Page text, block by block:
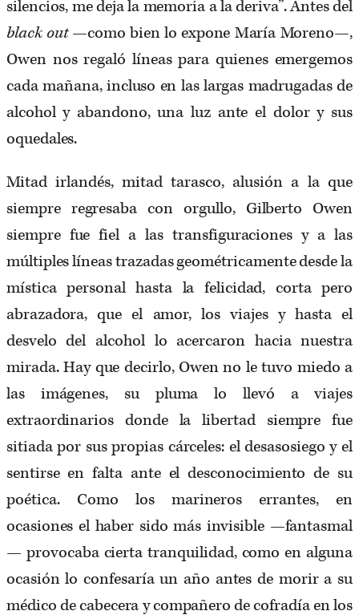
silencios, me deja la memoria a la deriva”. Antes del
black out—como bien lo expone María Moreno—,
Owen nos regaló líneas para quienes emergemos
cada mañana, incluso en las largas madrugadas de
alcohol y abandono, una luz ante el dolor y sus
oquedales.
Mitad irlandés, mitad tarasco, alusión a la que
siempre regresaba con orgullo, Gilberto Owen
siempre fue fiel a las transfiguraciones y a las
múltiples líneas trazadas geométricamente desde la
mística personal hasta la felicidad, corta pero
abrazadora, que el amor, los viajes y hasta el
desvelo del alcohol lo acercaron hacia nuestra
mirada. Hay que decirlo, Owen no le tuvo miedo a
las imágenes, su pluma lo llevó a viajes
extraordinarios donde la libertad siempre fue
sitiada por sus propias cárceles: el desasosiego y el
sentirse en falta ante el desconocimiento de su
poética. Como los marineros errantes, en
ocasiones el haber sido más invisible —fantasmal
— provocaba cierta tranquilidad, como en alguna
ocasión lo confesaría un año antes de morir a su
médico de cabecera y compañero de cofradía en los